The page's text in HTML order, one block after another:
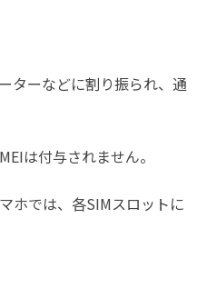
ターなどに割り振られ、通
は付与されません。
ホでは、各SIMスロットに